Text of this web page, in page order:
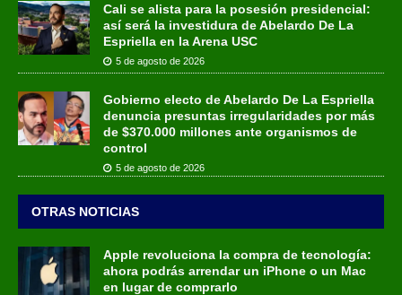
Cali se alista para la posesión presidencial:
así será la investidura de Abelardo De La
Espriella en la Arena USC
5 de agosto de 2026
Gobierno electo de Abelardo De La Espriella
denuncia presuntas irregularidades por más
de $370.000 millones ante organismos de
control
5 de agosto de 2026
OTRAS NOTICIAS
Apple revoluciona la compra de tecnología:
ahora podrás arrendar un iPhone o un Mac
en lugar de comprarlo